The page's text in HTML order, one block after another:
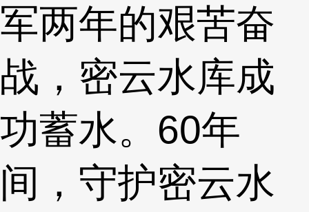
军两年的艰苦奋
战，密云水库成
功蓄水。60年
间，守护密云水